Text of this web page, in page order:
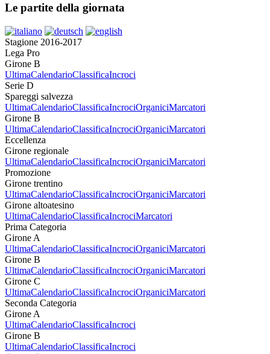
Le partite della giornata
Stagione 2016-2017
Lega Pro
Girone B
UltimaCalendarioClassificaIncroci
Serie D
Spareggi salvezza
UltimaCalendarioClassificaIncrociOrganiciMarcatori
Girone B
UltimaCalendarioClassificaIncrociOrganiciMarcatori
Eccellenza
Girone regionale
UltimaCalendarioClassificaIncrociOrganiciMarcatori
Promozione
Girone trentino
UltimaCalendarioClassificaIncrociOrganiciMarcatori
Girone altoatesino
UltimaCalendarioClassificaIncrociMarcatori
Prima Categoria
Girone A
UltimaCalendarioClassificaIncrociOrganiciMarcatori
Girone B
UltimaCalendarioClassificaIncrociOrganiciMarcatori
Girone C
UltimaCalendarioClassificaIncrociOrganiciMarcatori
Seconda Categoria
Girone A
UltimaCalendarioClassificaIncroci
Girone B
UltimaCalendarioClassificaIncroci